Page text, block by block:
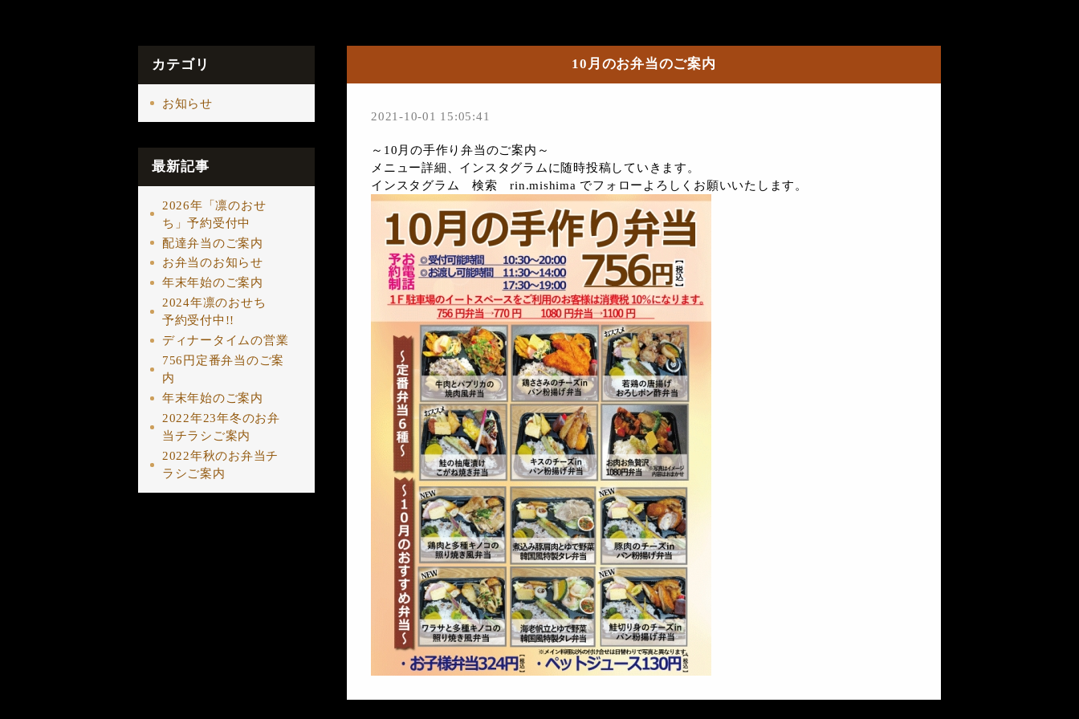
カテゴリ
お知らせ
最新記事
2026年「凛のおせ
ち」予約受付中
配達弁当のご案内
お弁当のお知らせ
年末年始のご案内
2024年凛のおせち
予約受付中!!
ディナータイムの営業
756円定番弁当のご案
内
年末年始のご案内
2022年23年冬のお弁
当チラシご案内
2022年秋のお弁当チ
ラシご案内
10月のお弁当のご案内
2021-10-01 15:05:41
～10月の手作り弁当のご案内～
メニュー詳細、インスタグラムに随時投稿していきます。
インスタグラム 検索 rin.mishima でフォローよろしくお願いいたします。